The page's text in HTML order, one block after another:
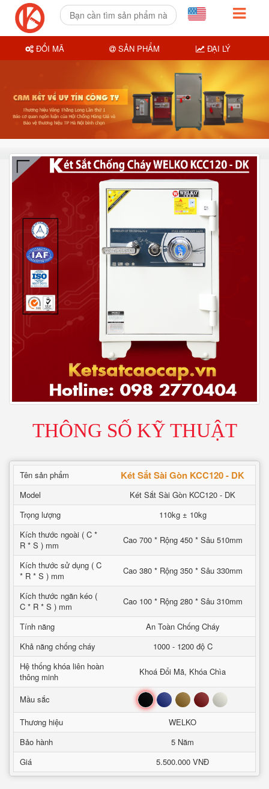
THÔNG SỐ KỸ THUẬT
Tên sản phẩm Két Sắt Sài Gòn KCC120 - DK
Model
Két Sắt Sài Gòn KCC120 - DK
Trọng lượng
110kg ± 10kg
Kích thước ngoài ( C *
R * S ) mm
Cao 700 * Rộng 450 * Sâu 510mm
Kích thước sử dụng ( C
* R * S ) mm
Cao 380 * Rộng 350 * Sâu 330mm
Kích thước ngăn kéo (
C * R * S ) mm
Cao 100 * Rộng 280 * Sâu 310mm
Tính năng
An Toàn Chống Cháy
Khả năng chống cháy
1000 - 1200 độ C
Hệ thống khóa liên hoàn
thông minh
Khoá Đổi Mã, Khóa Chìa
Mầu sắc Đen Xanh Nâu Đỏ Trắng
Thương hiệu
WELKO
Bảo hành
5 Năm
Giá
5.500.000 VNĐ
ĐỔI MÃ SẢN PHẨM ĐẠI LÝ